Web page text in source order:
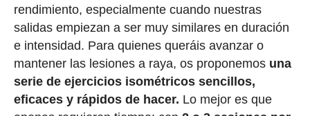
rendimiento, especialmente cuando nuestras
salidas empiezan a ser muy similares en duración
e intensidad. Para quienes queráis avanzar o
mantener las lesiones a raya, os proponemos una
serie de ejercicios isométricos sencillos,
eficaces y rápidos de hacer. Lo mejor es que